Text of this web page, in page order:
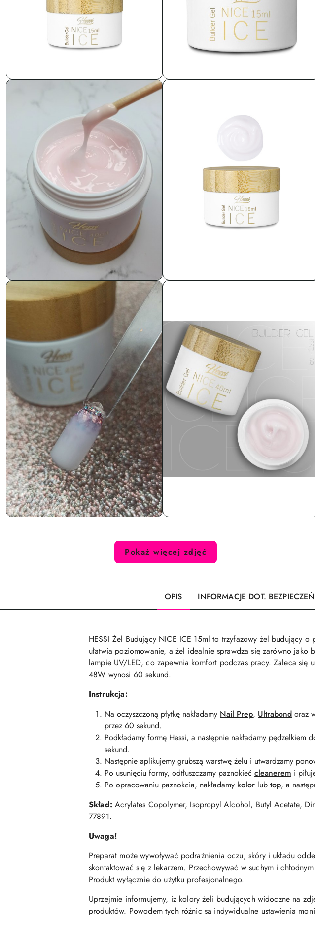
Pokaż więcej zdjęć
OPIS INFORMACJE DOT.
HESSI Żel Budujący NICE ICE 15ml to trzyfazowy żel budujący
ułatwia poziomowanie, a żel idealnie sprawdza się zarówno
lampie UV/LED, co zapewnia komfort podczas pracy. Zaleca się
48W wynosi 60 sekund.
Instrukcja:
Na oczyszczoną płytkę nakładamy Nail Prep, Ultrabond oraz
przez 60 sekund.
Podkładamy formę Hessi, a następnie nakładamy
sekund.
Następnie aplikujemy grubszą warstwę żelu i utwardzamy
Po usunięciu formy, odtłuszczamy paznokieć cleanerem i
Po opracowaniu paznokcia, nakładamy kolor lub top, a
Skład: Acrylates Copolymer, Isopropyl Alcohol, Butyl Acetate,
77891.
Uwaga!
Preparat może wywoływać podrażnienia oczu, skóry i układu
skontaktować się z lekarzem. Przechowywać w suchym i
Produkt wyłącznie do użytku profesjonalnego.
Uprzejmie informujemy, iż kolory żeli budujących widoczne na
produktów. Powodem tych różnic są indywidualne ustawienia